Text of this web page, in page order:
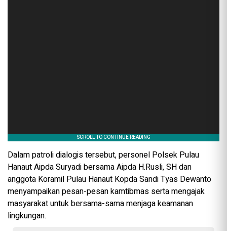
Dalam patroli dialogis tersebut, personel Polsek Pulau
Hanaut Aipda Suryadi bersama Aipda H.Rusli, SH dan
anggota Koramil Pulau Hanaut Kopda Sandi Tyas Dewanto
menyampaikan pesan-pesan kamtibmas serta mengajak
masyarakat untuk bersama-sama menjaga keamanan
lingkungan.